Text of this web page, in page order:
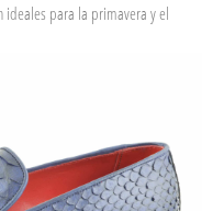
ideales para la primavera y el